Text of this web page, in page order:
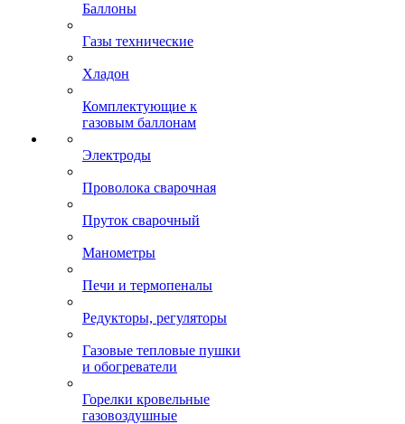
Баллоны
Газы технические
Хладон
Комплектующие к
газовым баллонам
Электроды
Проволока сварочная
Пруток сварочный
Манометры
Печи и термопеналы
Редукторы, регуляторы
Газовые тепловые пушки
и обогреватели
Горелки кровельные
газовоздушные